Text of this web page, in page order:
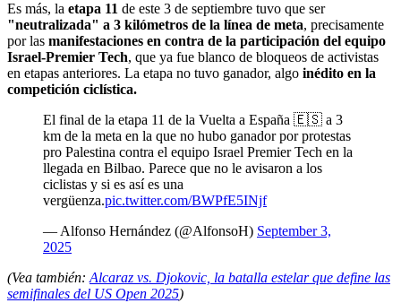
Es más, la etapa 11 de este 3 de septiembre tuvo que ser
"neutralizada" a 3 kilómetros de la línea de meta, precisamente
por las manifestaciones en contra de la participación del equipo
Israel-Premier Tech, que ya fue blanco de bloqueos de activistas
en etapas anteriores. La etapa no tuvo ganador, algo inédito en la
competición ciclística.
El final de la etapa 11 de la Vuelta a España 🇪🇸 a 3
km de la meta en la que no hubo ganador por protestas
pro Palestina contra el equipo Israel Premier Tech en la
llegada en Bilbao. Parece que no le avisaron a los
ciclistas y si es así es una
vergüenza.pic.twitter.com/BWPfE5INjf
— Alfonso Hernández (@AlfonsoH) September 3,
2025
(Vea también: Alcaraz vs. Djokovic, la batalla estelar que define las
semifinales del US Open 2025)